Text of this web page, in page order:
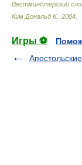
Вестминстерский
Ким Дональд К.
2004
Игры ⚽